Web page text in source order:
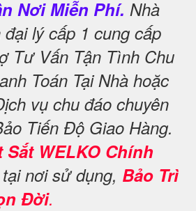
Nơi Miễn Phí. Nhà
lý cấp 1 cung cấp
Tư Vấn Tận Tình Chu
Toán Tại Nhà hoặc
vụ chu đáo chuyên
Tiến Độ Giao Hàng.
Sắt WELKO Chính
tại nơi sử dụng, Bảo Trì
Đời.